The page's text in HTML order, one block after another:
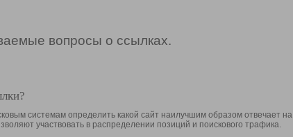
вопросы о ссылках.
системам определить какой сайт наилучшим образом отвечает
участвовать в раcпределении позиций и поискового трафика.